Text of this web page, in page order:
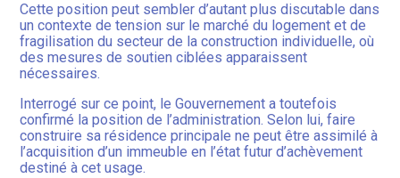
Cette position peut sembler d’autant plus discutable dans
un contexte de tension sur le marché du logement et de
fragilisation du secteur de la construction individuelle, où
des mesures de soutien ciblées apparaissent
nécessaires.
Interrogé sur ce point, le Gouvernement a toutefois
confirmé la position de l’administration. Selon lui, faire
construire sa résidence principale ne peut être assimilé à
l’acquisition d’un immeuble en l’état futur d’achèvement
destiné à cet usage.